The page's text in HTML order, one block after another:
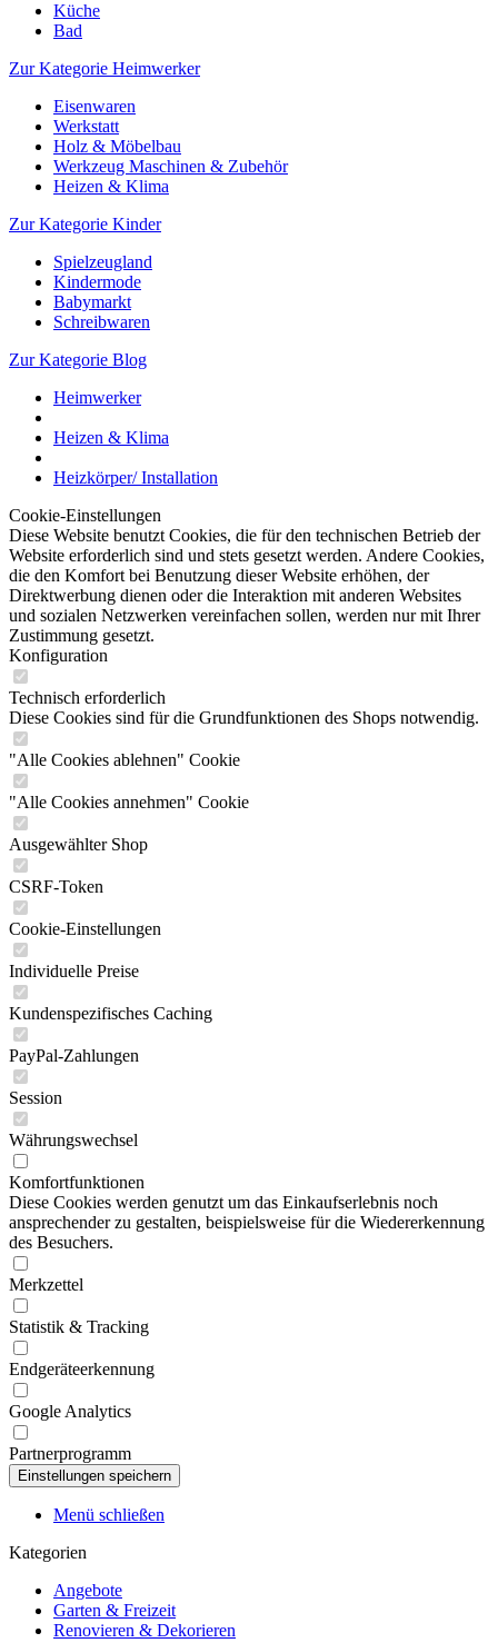
Küche
Bad
Zur Kategorie Heimwerker
Eisenwaren
Werkstatt
Holz & Möbelbau
Werkzeug Maschinen & Zubehör
Heizen & Klima
Zur Kategorie Kinder
Spielzeugland
Kindermode
Babymarkt
Schreibwaren
Zur Kategorie Blog
Heimwerker
Heizen & Klima
Heizkörper/ Installation
Cookie-Einstellungen
Diese Website benutzt Cookies, die für den technischen Betrieb der
Website erforderlich sind und stets gesetzt werden. Andere Cookies,
die den Komfort bei Benutzung dieser Website erhöhen, der
Direktwerbung dienen oder die Interaktion mit anderen Websites
und sozialen Netzwerken vereinfachen sollen, werden nur mit Ihrer
Zustimmung gesetzt.
Konfiguration
Technisch erforderlich
Diese Cookies sind für die Grundfunktionen des Shops notwendig.
"Alle Cookies ablehnen" Cookie
"Alle Cookies annehmen" Cookie
Ausgewählter Shop
CSRF-Token
Cookie-Einstellungen
Individuelle Preise
Kundenspezifisches Caching
PayPal-Zahlungen
Session
Währungswechsel
Komfortfunktionen
Diese Cookies werden genutzt um das Einkaufserlebnis noch
ansprechender zu gestalten, beispielsweise für die Wiedererkennung
des Besuchers.
Merkzettel
Statistik & Tracking
Endgeräteerkennung
Google Analytics
Partnerprogramm
Menü schließen
Kategorien
Angebote
Garten & Freizeit
Renovieren & Dekorieren